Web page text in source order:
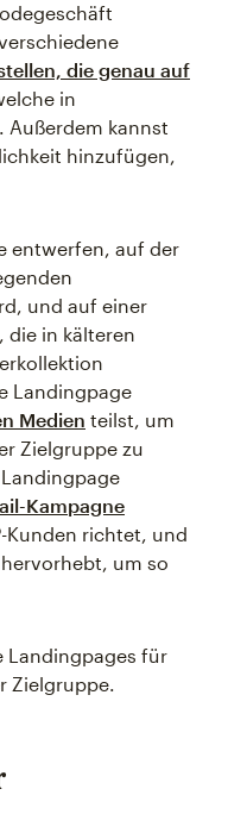
die genau auf
in
Außerdem kannst
hinzufügen,
entwerfen, auf der
und auf einer
die in kälteren
Landingpage
Medien teilst, um
Zielgruppe zu
Kampagne
Kunden richtet, und
um so
Landingpages für
Zielgruppe.